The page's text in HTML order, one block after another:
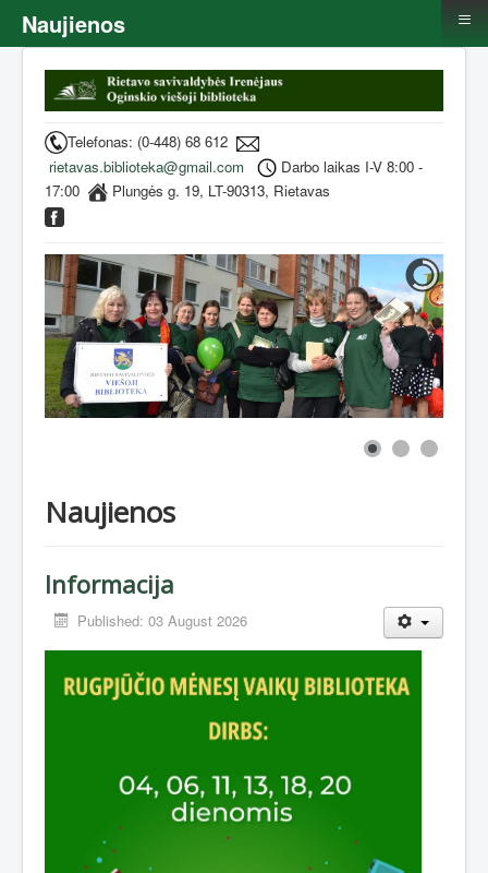
Telefonas: (0-448) 68 612
rietavas.biblioteka@gmail.com
Darbo laikas I-V 8:00 -
17:00
Plungės g. 19, LT-90313, Rietavas
Naujienos
Informacija
Published: 03 August 2026
Naujienos ≡